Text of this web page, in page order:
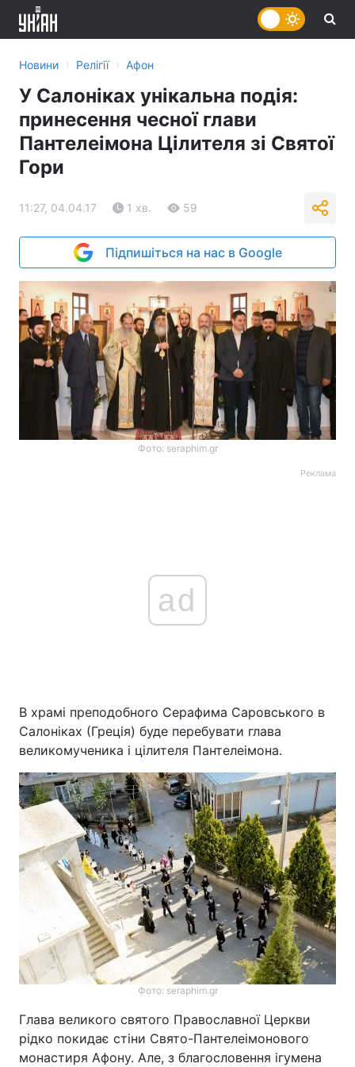
Головна Війна
Україна Політика
Економіка Світ
Спорт Наука
Техно і зв'язок Лайт
Зброя Інциденти
Здоров'я Туризм
Цікавинки Погода
Екологія Регіони
Новини › Релігії › Афон
У Салоніках унікальна подія:
принесення чесної глави
Пантелеімона Цілителя зі Святої
Гори
11:27, 04.04.17 1 хв. 59
Підпишіться на нас в Google
Фото: seraphim.gr
Реклама
ad
В храмі преподобного Серафима Саровського в
Салоніках (Греція) буде перебувати глава
великомученика і цілителя Пантелеімона.
Фото: seraphim.gr
Глава великого святого Православної Церкви
рідко покидає стіни Свято-Пантелеімонового
монастиря Афону. Але, з благословення ігумена